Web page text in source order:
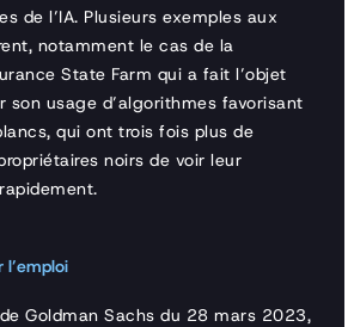
de l’IA. Plusieurs exemples aux
notamment le cas de la
State Farm qui a fait l’objet
son usage d’algorithmes favorisant
qui ont trois fois plus de
noirs de voir leur
l’emploi
Goldman Sachs du 28 mars 2023,